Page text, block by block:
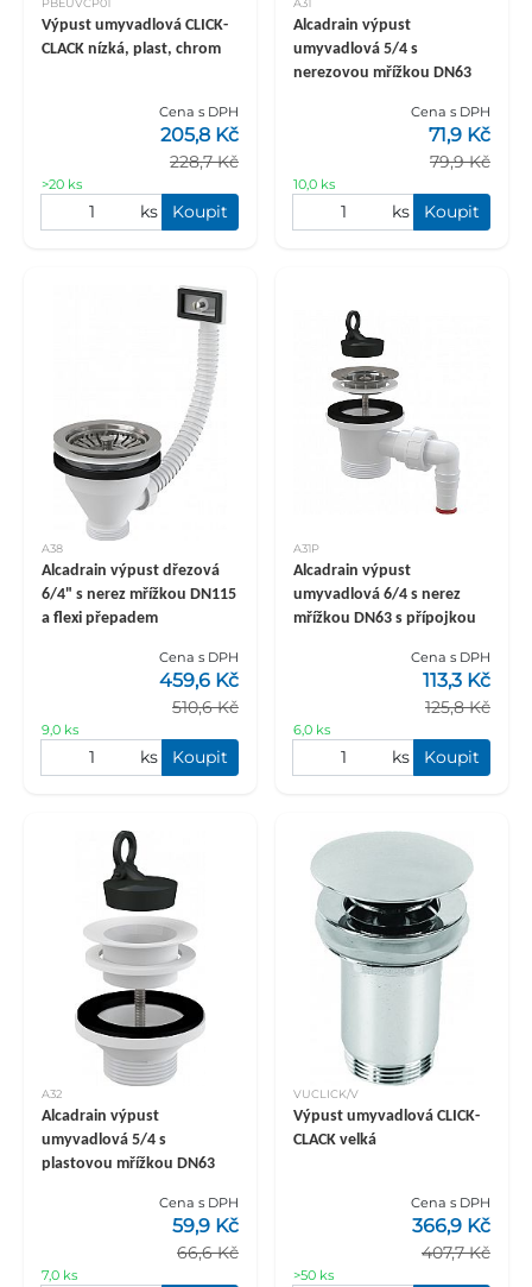
Výpust umyvadlová CLICK-
CLACK nízká, plast, chrom
Cena s DPH
228,7 Kč
205,8 Kč
>20 ks
ks Koupit
Alcadrain výpust
umyvadlová 5/4 s
nerezovou mřížkou DN63
Cena s DPH
79,9 Kč
71,9 Kč
10,0 ks
ks Koupit
A38
Alcadrain výpust dřezová
6/4" s nerez mřížkou DN115
a flexi přepadem
Cena s DPH
510,6 Kč
459,6 Kč
9,0 ks
ks Koupit
A31P
Alcadrain výpust
umyvadlová 6/4 s nerez
mřížkou DN63 s přípojkou
Cena s DPH
125,8 Kč
113,3 Kč
6,0 ks
ks Koupit
A32
Alcadrain výpust
umyvadlová 5/4 s
plastovou mřížkou DN63
Cena s DPH
66,6 Kč
59,9 Kč
7,0 ks
VUCLICK/V
Výpust umyvadlová CLICK-
CLACK velká
Cena s DPH
407,7 Kč
366,9 Kč
>50 ks